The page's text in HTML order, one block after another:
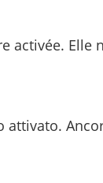
activée. Elle
attivato.